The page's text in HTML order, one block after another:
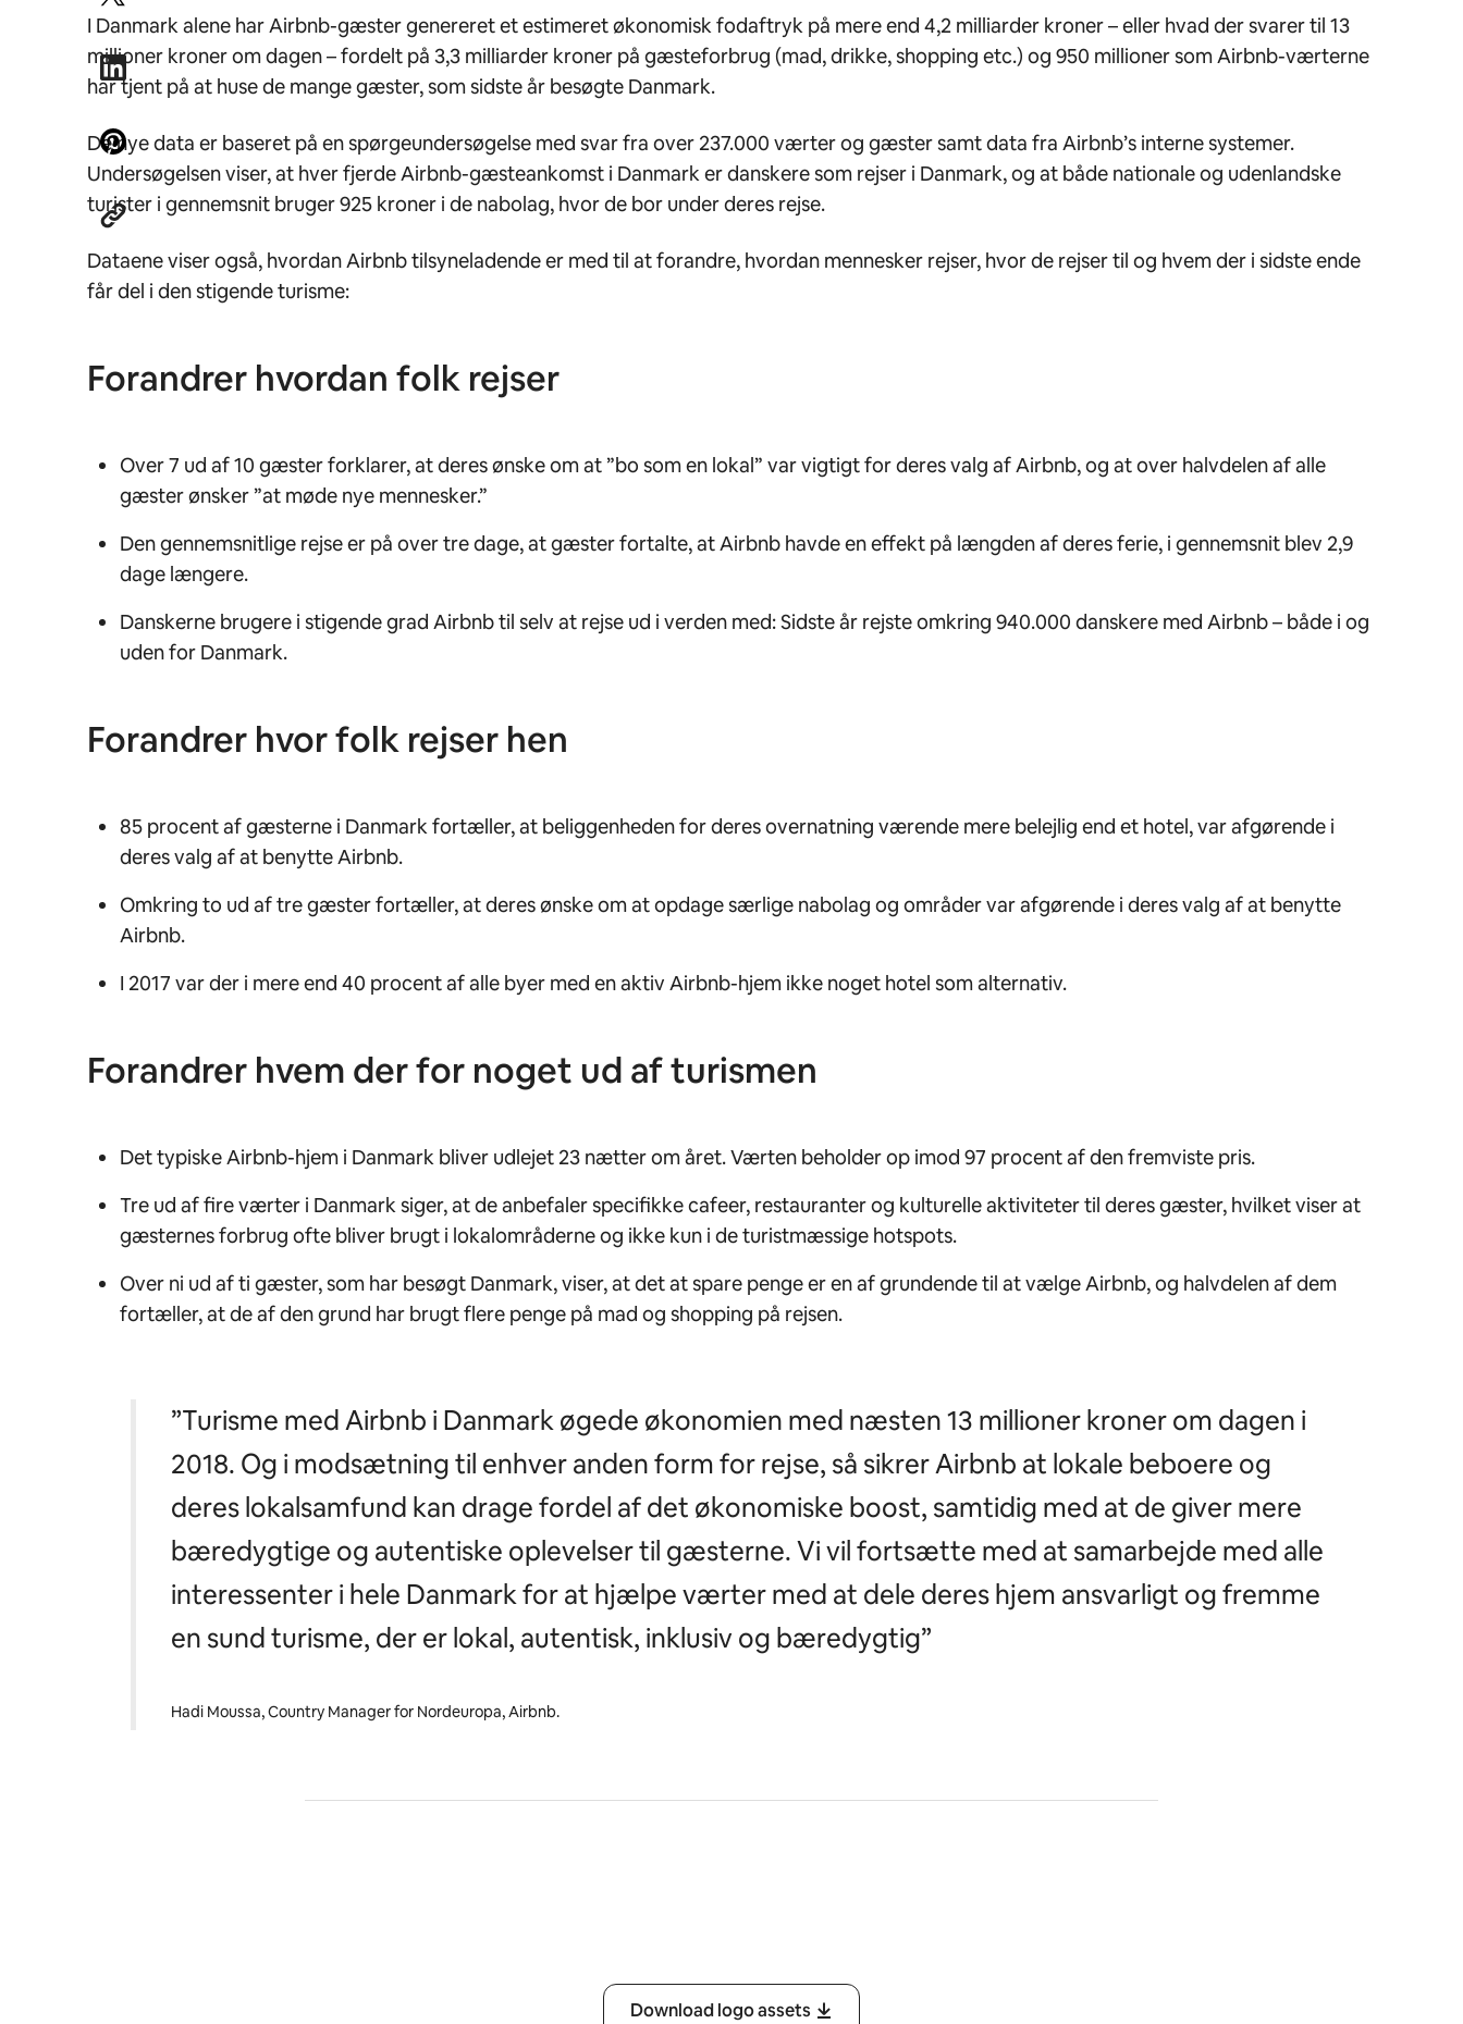
I Danmark alene har Airbnb-gæster genereret et estimeret økonomisk fodaftryk på mere end 4,2 milliarder kroner – eller hvad der svarer til 13
millioner kroner om dagen – fordelt på 3,3 milliarder kroner på gæsteforbrug (mad, drikke, shopping etc.) og 950 millioner som Airbnb-værterne
har tjent på at huse de mange gæster, som sidste år besøgte Danmark.
De nye data er baseret på en spørgeundersøgelse med svar fra over 237.000 værter og gæster samt data fra Airbnb’s interne systemer.
Undersøgelsen viser, at hver fjerde Airbnb-gæsteankomst i Danmark er danskere som rejser i Danmark, og at både nationale og udenlandske
turister i gennemsnit bruger 925 kroner i de nabolag, hvor de bor under deres rejse.
Dataene viser også, hvordan Airbnb tilsyneladende er med til at forandre, hvordan mennesker rejser, hvor de rejser til og hvem der i sidste ende
får del i den stigende turisme:
Forandrer hvordan folk rejser
Over 7 ud af 10 gæster forklarer, at deres ønske om at ”bo som en lokal” var vigtigt for deres valg af Airbnb, og at over halvdelen af alle
gæster ønsker ”at møde nye mennesker.”
Den gennemsnitlige rejse er på over tre dage, at gæster fortalte, at Airbnb havde en effekt på længden af deres ferie, i gennemsnit blev 2,9
dage længere.
Danskerne brugere i stigende grad Airbnb til selv at rejse ud i verden med: Sidste år rejste omkring 940.000 danskere med Airbnb – både i og
uden for Danmark.
Forandrer hvor folk rejser hen
85 procent af gæsterne i Danmark fortæller, at beliggenheden for deres overnatning værende mere belejlig end et hotel, var afgørende i
deres valg af at benytte Airbnb.
Omkring to ud af tre gæster fortæller, at deres ønske om at opdage særlige nabolag og områder var afgørende i deres valg af at benytte
Airbnb.
I 2017 var der i mere end 40 procent af alle byer med en aktiv Airbnb-hjem ikke noget hotel som alternativ.
Forandrer hvem der for noget ud af turismen
Det typiske Airbnb-hjem i Danmark bliver udlejet 23 nætter om året. Værten beholder op imod 97 procent af den fremviste pris.
Tre ud af fire værter i Danmark siger, at de anbefaler specifikke cafeer, restauranter og kulturelle aktiviteter til deres gæster, hvilket viser at
gæsternes forbrug ofte bliver brugt i lokalområderne og ikke kun i de turistmæssige hotspots.
Over ni ud af ti gæster, som har besøgt Danmark, viser, at det at spare penge er en af grundende til at vælge Airbnb, og halvdelen af dem
fortæller, at de af den grund har brugt flere penge på mad og shopping på rejsen.
”Turisme med Airbnb i Danmark øgede økonomien med næsten 13 millioner kroner om dagen i
2018. Og i modsætning til enhver anden form for rejse, så sikrer Airbnb at lokale beboere og
deres lokalsamfund kan drage fordel af det økonomiske boost, samtidig med at de giver mere
bæredygtige og autentiske oplevelser til gæsterne. Vi vil fortsætte med at samarbejde med alle
interessenter i hele Danmark for at hjælpe værter med at dele deres hjem ansvarligt og fremme
en sund turisme, der er lokal, autentisk, inklusiv og bæredygtig”
Hadi Moussa, Country Manager for Nordeuropa, Airbnb.
Download logo assets